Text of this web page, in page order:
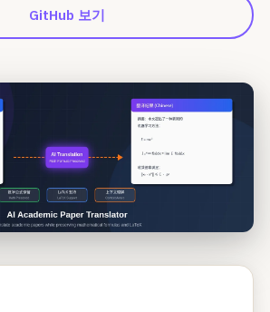
GitHub 보기